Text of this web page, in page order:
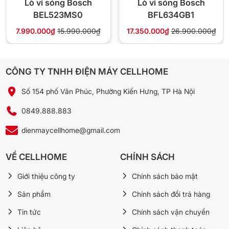
1
Hâm thức ăn từ tủ lạnh nên dùng mức 70%
Mức 100% làm bề mặt nóng vọt nhưng phần trong
Đặt cốc nước nhỏ khi hâm bánh mì
Cốc nước giúp tạo hơi ẩm, bánh mì không bị khô
cứng sau khi hâm.
3
Vệ sinh khoang lò bằng chanh + nước nóng
Hơi nóng + axit chanh làm mềm cặn dầu — lau
bằng khăn ẩm.
📋 Thông số kỹ thuật
Lò vi sóng Bosch
BEL523MS0
7.990.000₫ 15.990.000₫
Lò vi sóng Bosch
BFL634GB1
17.350.000₫ 26.900.000₫
CÔNG TY TNHH ĐIỆN MÁY CELLHOME
Số 154 phố Văn Phúc, Phường Kiến Hưng, TP Hà Nội
0849.888.883
dienmaycellhome@gmail.com
VỀ CELLHOME
Giới thiệu công ty
Sản phẩm
Tin tức
CHÍNH SÁCH
Chính sách bảo mật
Chính sách đổi trả hàng
Chính sách vận chuyển